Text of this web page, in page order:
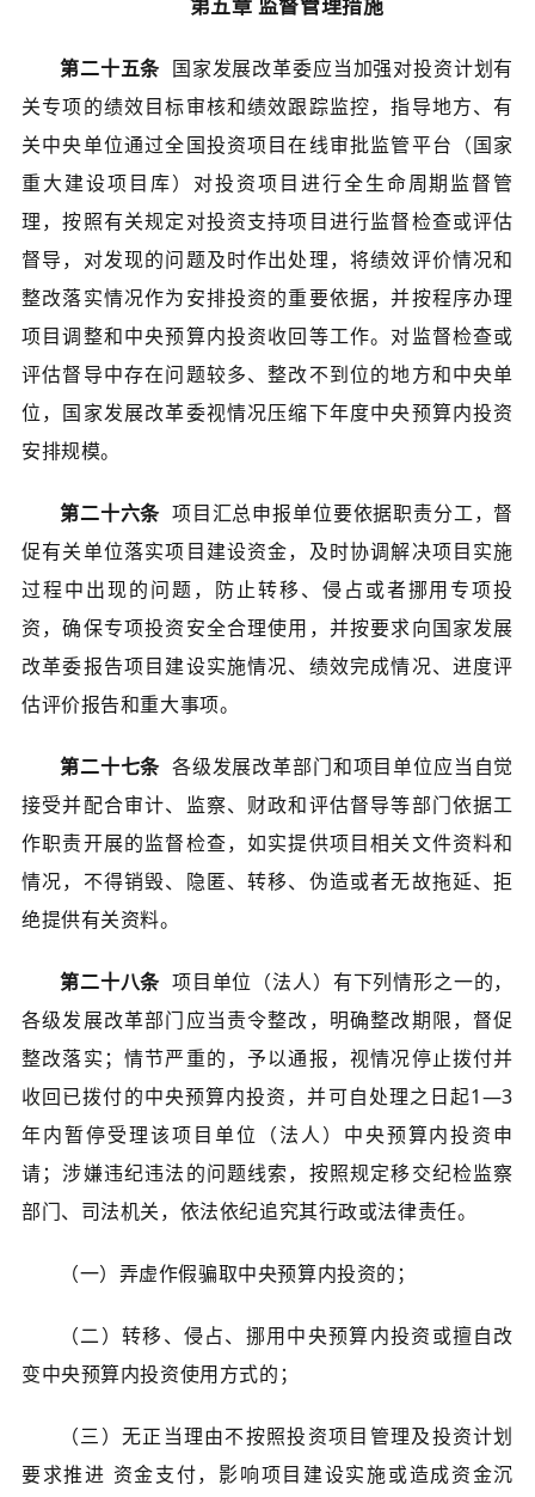
第二十五条 国家发展改革委应当加强对投资计划有
关专项的绩效目标审核和绩效跟踪监控，指导地方、有
关中央单位通过全国投资项目在线审批监管平台（国家
重大建设项目库）对投资项目进行全生命周期监督管
理，按照有关规定对投资支持项目进行监督检查或评估
督导，对发现的问题及时作出处理，将绩效评价情况和
整改落实情况作为安排投资的重要依据，并按程序办理
项目调整和中央预算内投资收回等工作。对监督检查或
评估督导中存在问题较多、整改不到位的地方和中央单
位，国家发展改革委视情况压缩下年度中央预算内投资
安排规模。
第二十六条 项目汇总申报单位要依据职责分工，督
促有关单位落实项目建设资金，及时协调解决项目实施
过程中出现的问题，防止转移、侵占或者挪用专项投
资，确保专项投资安全合理使用，并按要求向国家发展
改革委报告项目建设实施情况、绩效完成情况、进度评
估评价报告和重大事项。
第二十七条 各级发展改革部门和项目单位应当自觉
接受并配合审计、监察、财政和评估督导等部门依据工
作职责开展的监督检查，如实提供项目相关文件资料和
情况，不得销毁、隐匿、转移、伪造或者无故拖延、拒
绝提供有关资料。
第二十八条 项目单位（法人）有下列情形之一的，
各级发展改革部门应当责令整改，明确整改期限，督促
整改落实；情节严重的，予以通报，视情况停止拨付并
收回已拨付的中央预算内投资，并可自处理之日起1—3
年内暂停受理该项目单位（法人）中央预算内投资申
请；涉嫌违纪违法的问题线索，按照规定移交纪检监察
部门、司法机关，依法依纪追究其行政或法律责任。
（一）弄虚作假骗取中央预算内投资的；
（二）转移、侵占、挪用中央预算内投资或擅自改
变中央预算内投资使用方式的；
（三）无正当理由不按照投资项目管理及投资计划
要求推进 资金支付，影响项目建设实施或造成资金沉